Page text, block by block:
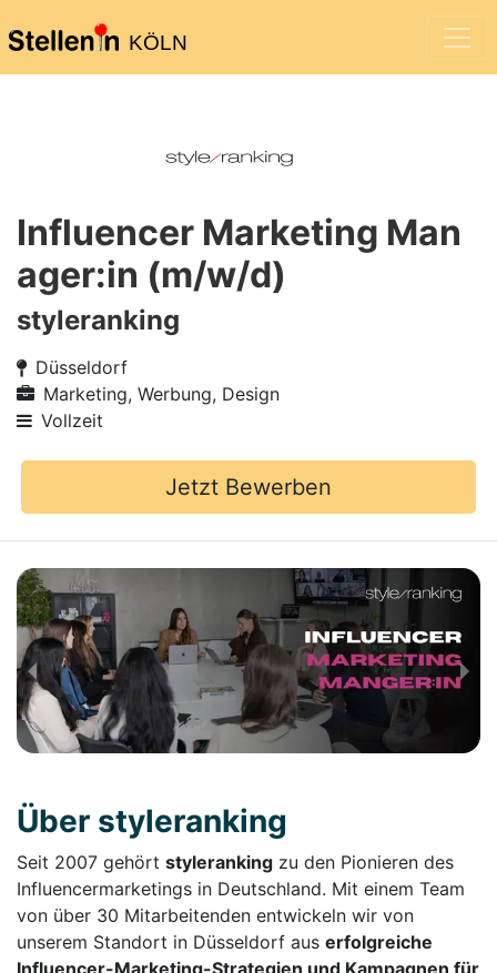
KÖLN
Influencer Marketing Man
ager:in (m/w/d)
styleranking
Düsseldorf
Marketing, Werbung, Design
Vollzeit
Jetzt Bewerben
Über styleranking
Seit 2007 gehört styleranking zu den Pionieren des
Influencermarketings in Deutschland. Mit einem Team
von über 30 Mitarbeitenden entwickeln wir von
unserem Standort in Düsseldorf aus erfolgreiche